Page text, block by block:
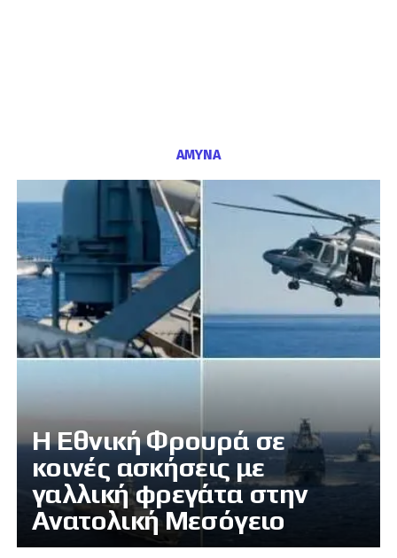
ΑΜΥΝΑ
Η Εθνική Φρουρά σε
κοινές ασκήσεις με
γαλλική φρεγάτα στην
Ανατολική Μεσόγειο